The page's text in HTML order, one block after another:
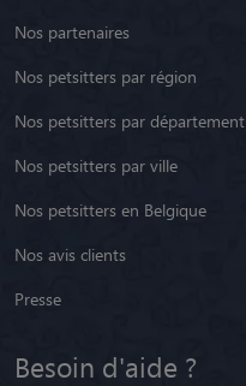
Nos partenaires
Nos petsitters par région
Nos petsitters par département
Nos petsitters par ville
Nos petsitters en Belgique
Nos avis clients
Presse
Besoin d'aide ?